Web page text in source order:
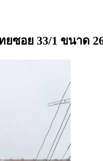
ซอย 33/1 ขนาด